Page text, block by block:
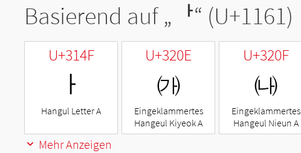
Basierend auf „ ᅡ“ (U+1161)
U+314F
ㅏ
Hangul Letter A
U+320E
㈎
Eingeklammertes
Hangeul Kiyeok A
U+320F
㈏
Eingeklammertes
Hangeul Nieun A
Mehr Anzeigen